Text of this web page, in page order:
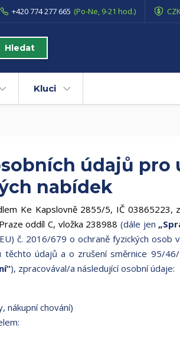
Hledat
+420 774 277 665 (Po-Ne, 9-21 hod.)
Kluci
údajů pro
nabídek
Ke Kapslovně 2855/5, IČ 03865223,
oddíl C, vložka 238988 (dále jen
č. 2016/679 o ochraně fyzických osob
údajů a o zrušení směrnice 95/46/
), zpracovával/a následující osobní údaje:
nákupní chování)